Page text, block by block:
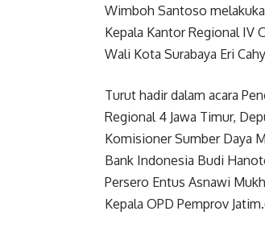
Wimboh Santoso
Kepala Kantor Regional IV
Wali Kota Surabaya Eri
Turut hadir dalam acara
Regional 4 Jawa Timur,
Komisioner Sumber Daya
Bank Indonesia Budi
Persero Entus Asnawi
Kepala OPD Pemprov